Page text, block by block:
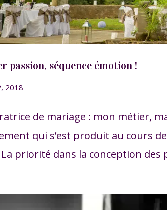
passion, séquence émotion !
2018
de mariage : mon métier,
qui s’est produit au cours
priorité dans la conception des